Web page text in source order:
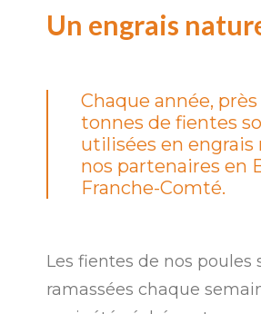
Un engrais
Chaque année,
tonnes de fientes
utilisées en engrais
nos partenaires en
Franche-Comté.
Les fientes de nos poules
ramassées chaque